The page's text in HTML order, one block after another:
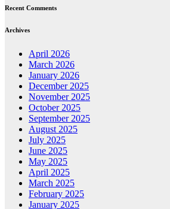
Recent Comments
Archives
April 2026
March 2026
January 2026
December 2025
November 2025
October 2025
September 2025
August 2025
July 2025
June 2025
May 2025
April 2025
March 2025
February 2025
January 2025